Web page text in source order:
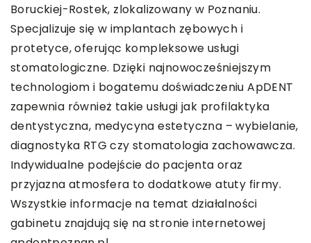
Boruckiej-Rostek, zlokalizowany w Poznaniu.
Specjalizuje się w implantach zębowych i
protetyce, oferując kompleksowe usługi
stomatologiczne. Dzięki najnowocześniejszym
technologiom i bogatemu doświadczeniu ApDENT
zapewnia również takie usługi jak profilaktyka
dentystyczna, medycyna estetyczna – wybielanie,
diagnostyka RTG czy stomatologia zachowawcza.
Indywidualne podejście do pacjenta oraz
przyjazna atmosfera to dodatkowe atuty firmy.
Wszystkie informacje na temat działalności
gabinetu znajdują się na stronie internetowej